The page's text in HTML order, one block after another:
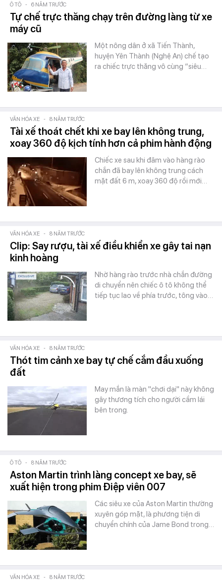
Ô TÔ - 6 NĂM TRƯỚC
Tự chế trực thăng chạy trên đường làng từ xe
máy cũ
Một nông dân ở xã Tiến Thành,
huyện Yên Thành (Nghệ An) chế tạo
ra chiếc trực thăng vô cùng “siêu…
VĂN HÓA XE - 8 NĂM TRƯỚC
Tài xế thoát chết khi xe bay lên không trung,
xoay 360 độ kịch tính hơn cả phim hành động
Chiếc xe sau khi đâm vào hàng rào
chắn đã bay lên không trung cách
mặt đất 6 m, xoay 360 độ rồi mới…
VĂN HÓA XE - 8 NĂM TRƯỚC
Clip: Say rượu, tài xế điều khiển xe gây tai nạn
kinh hoàng
Nhờ hàng rào trước nhà chắn đường
di chuyển nên chiếc ô tô không thể
tiếp tục lao về phía trước, tông vào…
VĂN HÓA XE - 8 NĂM TRƯỚC
Thót tim cảnh xe bay tự chế cắm đầu xuống
đất
May mắn là màn "chơi dại" này không
gây thương tích cho người cầm lái
bên trong.
Ô TÔ - 8 NĂM TRƯỚC
Aston Martin trình làng concept xe bay, sẽ
xuất hiện trong phim Điệp viên 007
Các siêu xe của Aston Martin thường
xuyên góp mặt, là phương tiện di
chuyển chính của Jame Bond trong…
VĂN HÓA XE - 8 NĂM TRƯỚC